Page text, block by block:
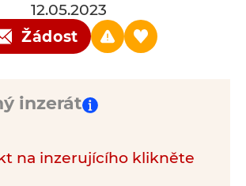
12.05.2023
Žádost
inzerát
na inzerujícího klikněte